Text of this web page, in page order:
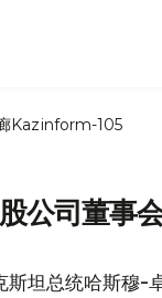
Kazinform-105
公司董事
坦总统哈斯穆-